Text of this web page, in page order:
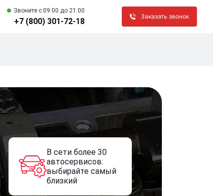
Звоните c 09:00 до 21:00
+7 (800) 301-72-18
Заказать звонок
В сети более 30
автосервисов:
выбирайте самый
близкий